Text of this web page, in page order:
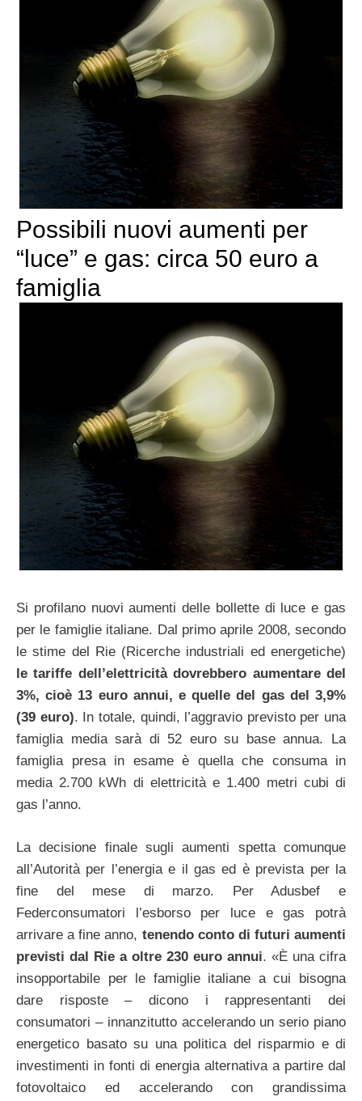
Possibili nuovi aumenti per
“luce” e gas: circa 50 euro a
famiglia
Si profilano nuovi aumenti delle bollette di luce e gas
per le famiglie italiane. Dal primo aprile 2008, secondo
le stime del Rie (Ricerche industriali ed energetiche)
le tariffe dell’elettricità dovrebbero aumentare del
3%, cioè 13 euro annui, e quelle del gas del 3,9%
(39 euro). In totale, quindi, l’aggravio previsto per una
famiglia media sarà di 52 euro su base annua. La
famiglia presa in esame è quella che consuma in
media 2.700 kWh di elettricità e 1.400 metri cubi di
gas l’anno.
La decisione finale sugli aumenti spetta comunque
all’Autorità per l’energia e il gas ed è prevista per la
fine del mese di marzo. Per Adusbef e
Federconsumatori l’esborso per luce e gas potrà
arrivare a fine anno, tenendo conto di futuri aumenti
previsti dal Rie a oltre 230 euro annui. «È una cifra
insopportabile per le famiglie italiane a cui bisogna
dare risposte – dicono i rappresentanti dei
consumatori – innanzitutto accelerando un serio piano
energetico basato su una politica del risparmio e di
investimenti in fonti di energia alternativa a partire dal
fotovoltaico ed accelerando con grandissima